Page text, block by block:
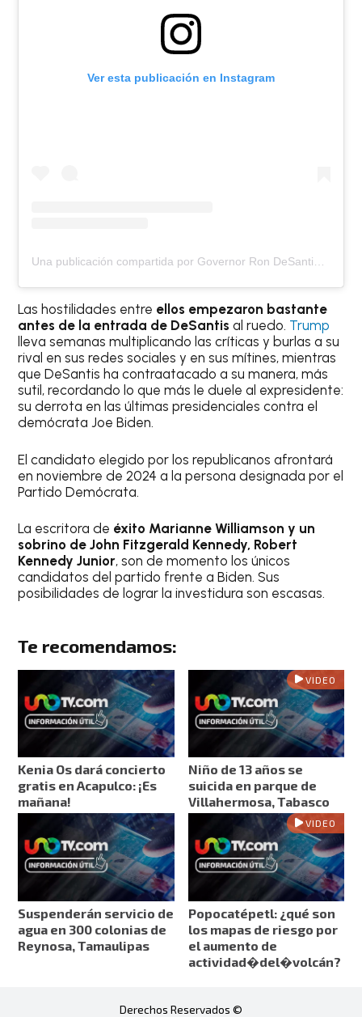
Ver esta publicación en Instagram
Las hostilidades entre ellos empezaron bastante
antes de la entrada de DeSantis al ruedo. Trump
lleva semanas multiplicando las críticas y burlas a su
rival en sus redes sociales y en sus mítines, mientras
que DeSantis ha contraatacado a su manera, más
sutil, recordando lo que más le duele al expresidente:
su derrota en las últimas presidenciales contra el
demócrata Joe Biden.
El candidato elegido por los republicanos afrontará
en noviembre de 2024 a la persona designada por el
Partido Demócrata.
La escritora de éxito Marianne Williamson y un
sobrino de John Fitzgerald Kennedy, Robert
Kennedy Junior, son de momento los únicos
candidatos del partido frente a Biden. Sus
posibilidades de lograr la investidura son escasas.
Te recomendamos:
Kenia Os dará concierto
gratis en Acapulco: ¡Es
mañana!
VIDEO
Niño de 13 años se
suicida en parque de
Villahermosa, Tabasco
Suspenderán servicio de
agua en 300 colonias de
Reynosa, Tamaulipas
VIDEO
Popocatépetl: ¿qué son
los mapas de riesgo por
el aumento de
actividad�del�volcán?
Derechos Reservados ©